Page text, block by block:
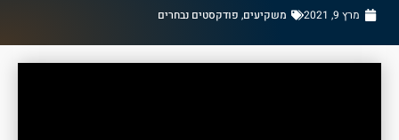
מרץ 9, 2021 משקיעים, פודקסטים נבחרים